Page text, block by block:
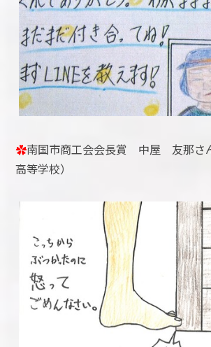
✿南国市商工会会長賞 中屋 友那さ
高等学校）